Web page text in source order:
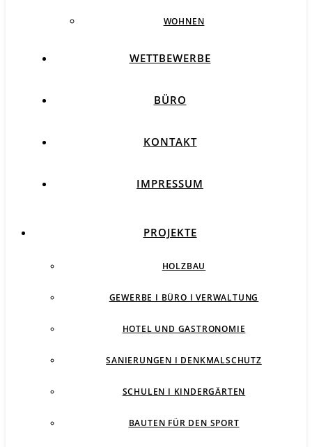
WOHNEN
WETTBEWERBE
BÜRO
KONTAKT
IMPRESSUM
PROJEKTE
HOLZBAU
GEWERBE I BÜRO I VERWALTUNG
HOTEL UND GASTRONOMIE
SANIERUNGEN I DENKMALSCHUTZ
SCHULEN I KINDERGÄRTEN
BAUTEN FÜR DEN SPORT